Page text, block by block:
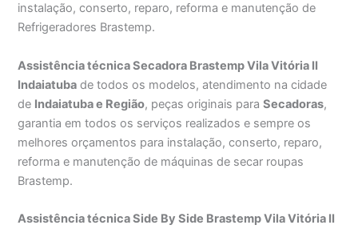
instalação, conserto, reparo, reforma e manutenção de
Refrigeradores Brastemp.
Assistência técnica Secadora Brastemp Vila Vitória II
Indaiatuba de todos os modelos, atendimento na cidade
de Indaiatuba e Região, peças originais paraSecadoras,
garantia em todos os serviços realizados e sempre os
melhores orçamentos para instalação, conserto, reparo,
reforma e manutenção de máquinas de secar roupas
Brastemp.
Assistência técnica Side By Side Brastemp Vila Vitória II